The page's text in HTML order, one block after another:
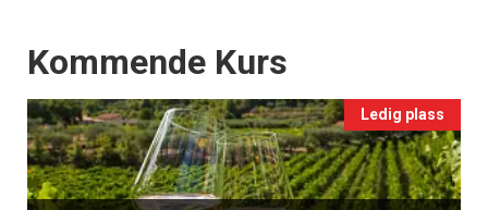
Events
Kommende Kurs
Ledig plass